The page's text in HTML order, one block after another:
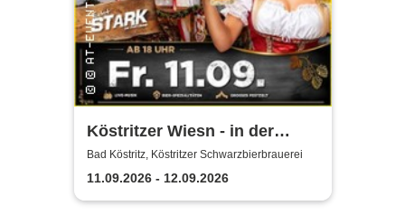
Köstritzer Wiesn - in der
Köstritzer
Schwarzbierbrauerei
Bad Köstritz, Köstritzer Schwarzbierbrauerei
11.09.2026 - 12.09.2026